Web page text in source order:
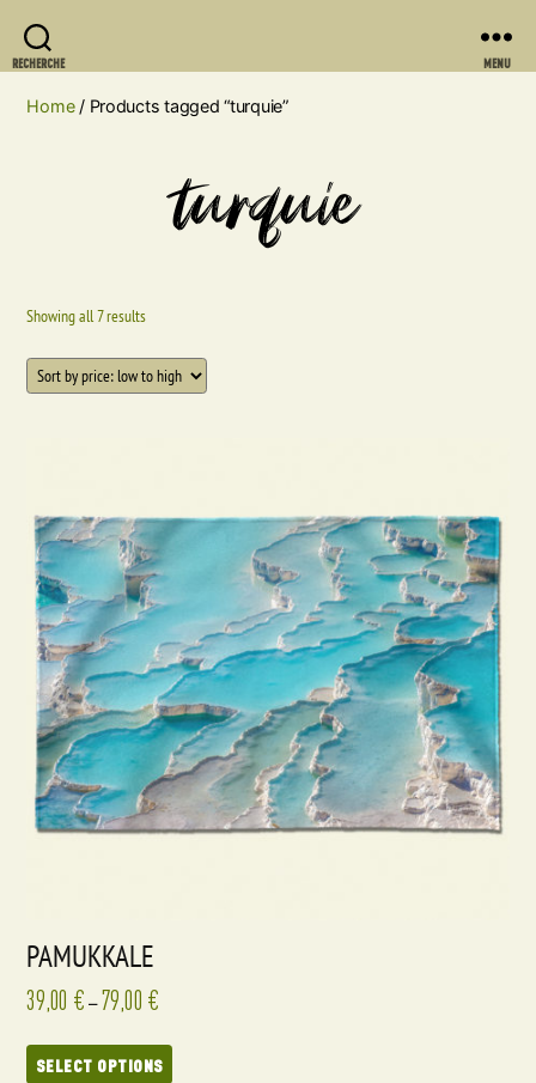
RECHERCHE MENU
Home/ Products tagged “turquie”
turquie
Showing all 7 results
PAMUKKALE
39,00 € –79,00 €
SELECT OPTIONS